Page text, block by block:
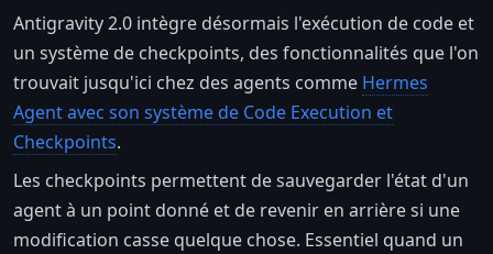
Antigravity 2.0 intègre désormais l'exécution de code et
un système de checkpoints, des fonctionnalités que l'on
trouvait jusqu'ici chez des agents comme Hermes
Agent avec son système de Code Execution et
Checkpoints.
Les checkpoints permettent de sauvegarder l'état d'un
agent à un point donné et de revenir en arrière si une
modification casse quelque chose. Essentiel quand un